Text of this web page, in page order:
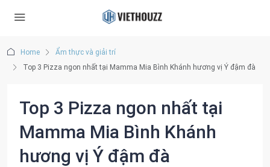
Home
Ẩm thực và giải trí
Top 3 Pizza ngon nhất tại Mamma Mia Bình Khánh hương vị Ý đậm đà
Top 3 Pizza ngon nhất tại
Mamma Mia Bình Khánh
hương vị Ý đậm đà